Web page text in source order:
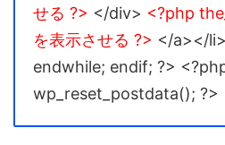
せる ?> </div> <?php
を表示させる ?> </a></
endwhile; endif; ?>
wp_reset_postdata(); ?>